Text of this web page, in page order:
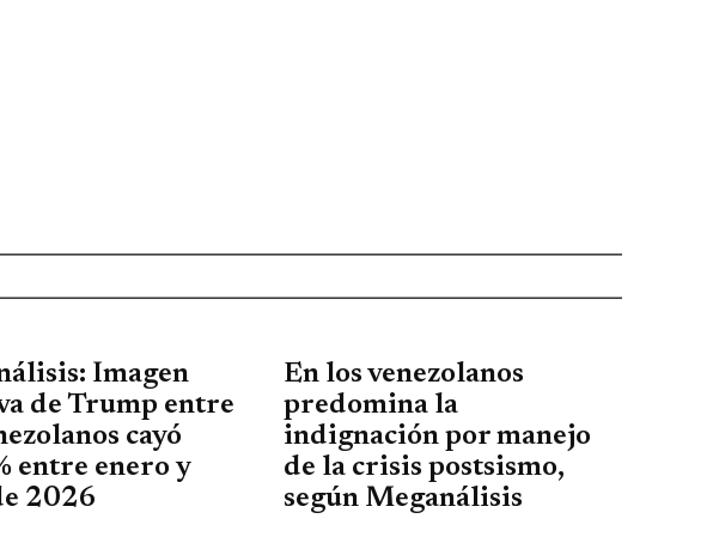
Imagen
de Trump entre
cayó
entre enero y
2026
En los venezolanos
predomina la
indignación por manejo
de la crisis postsismo,
según Meganálisis